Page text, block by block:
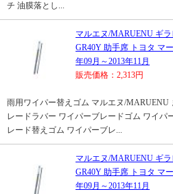
チ 油膜落とし...
マルエヌ/MARUENU ギ
GR40Y 助手席 トヨタ マ
年09月～2013年11月
販売価格：2,313円
雨用ワイパー替えゴム マルエヌ/MARUENU
レードラバー ワイパーブレードゴム ワイパ
レード替えゴム ワイパーブレ...
マルエヌ/MARUENU ギ
GR40Y 助手席 トヨタ マ
年09月～2013年11月